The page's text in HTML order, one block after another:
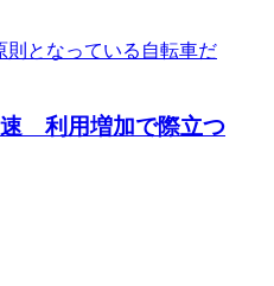
利用増加で際立つ